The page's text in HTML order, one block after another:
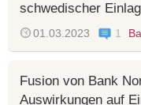
schwedischer
01.03.2023 1
Fusion von Bank
Auswirkungen auf